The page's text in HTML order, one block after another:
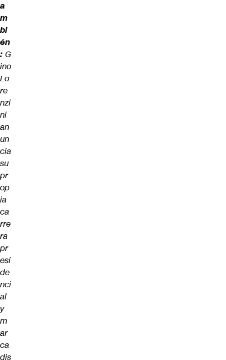
a
m
bi
én
: G
ino
Lo
re
nzi
ni
an
un
cia
su
pr
op
ia
ca
rre
ra
pr
esi
de
nci
al
y
m
ar
ca
dis